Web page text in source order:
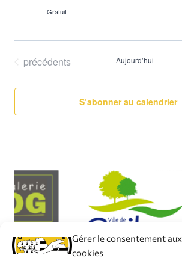
Gérer le consentement aux
cookies
Gratuit
Évènements
précédents Aujourd’hui
S’abonner au calendrier